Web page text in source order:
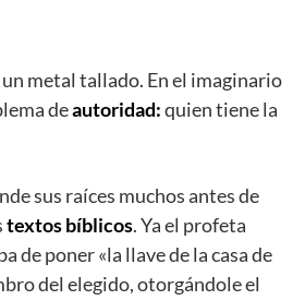
metal tallado. En el imaginario
deautoridad:quien tiene la
sus raíces muchos antes de
textos bíblicos. Ya el profeta
de poner «la llave de la casa de
del elegido, otorgándole el